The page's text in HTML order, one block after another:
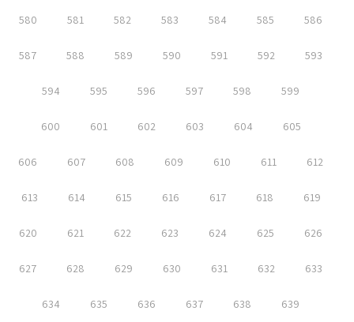
580 581 582 583 584 585 586
587 588 589 590 591 592 593
594 595 596 597 598 599
600 601 602 603 604 605
606 607 608 609 610 611 612
613 614 615 616 617 618 619
620 621 622 623 624 625 626
627 628 629 630 631 632 633
634 635 636 637 638 639